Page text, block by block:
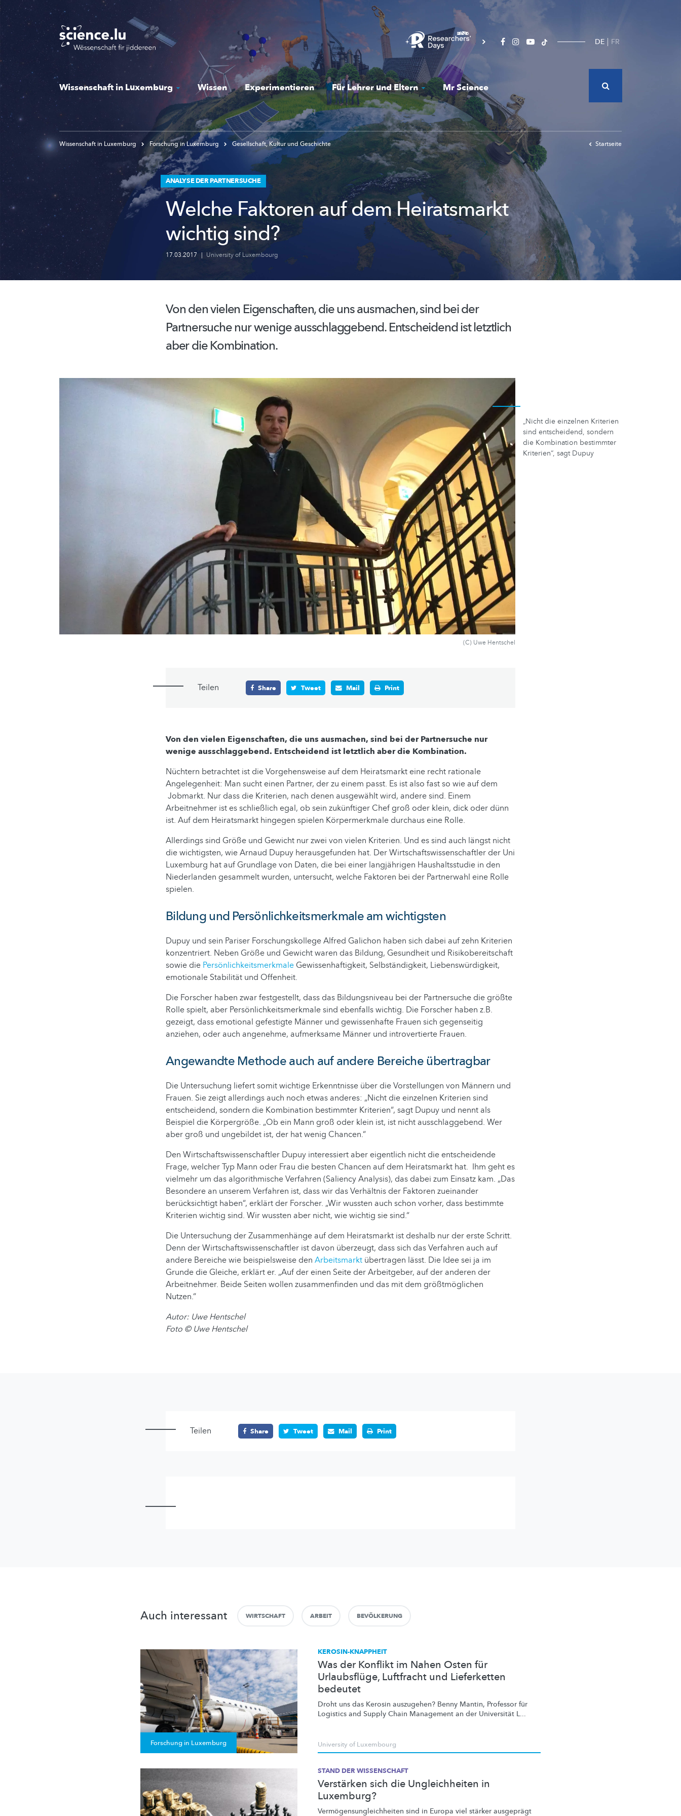
Skip
to
main
content
DE FR
Wissenschaft in Luxemburg Wissen Experimentieren Für Lehrer und Eltern Mr Science
Wissenschaft in Luxemburg Forschung in Luxemburg Gesellschaft, Kultur und Geschichte Startseite
ANALYSE DER PARTNERSUCHE
Welche Faktoren auf dem Heiratsmarkt
wichtig sind?
17.03.2017 | University of Luxembourg
Von den vielen Eigenschaften,die uns ausmachen, sind bei der
Partnersuche nur wenigeausschlaggebend.Entscheidend ist letztlich
aber die Kombination.
(C) Uwe Hentschel
„Nicht die einzelnen Kriterien
sind entscheidend, sondern
die Kombination bestimmter
Kriterien“, sagt Dupuy
Teilen Share Tweet Mail Print
Von den vielen Eigenschaften, die uns ausmachen, sind bei der Partnersuche nur
wenige ausschlaggebend. Entscheidend ist letztlich aber die Kombination.
Nüchtern betrachtet ist die Vorgehensweise auf dem Heiratsmarkt eine recht rationale
Angelegenheit: Man sucht einen Partner, der zu einem passt. Es ist also fast so wie auf dem
Jobmarkt. Nur dass die Kriterien, nach denen ausgewählt wird, andere sind. Einem
Arbeitnehmer ist es schließlich egal, ob sein zukünftiger Chef groß oder klein, dick oder dünn
ist. Auf dem Heiratsmarkt hingegen spielen Körpermerkmale durchaus eine Rolle.
Allerdings sind Größe und Gewicht nur zwei von vielen Kriterien. Und es sind auch längst nicht
die wichtigsten, wie Arnaud Dupuy herausgefunden hat. Der Wirtschaftswissenschaftler der Uni
Luxemburg hat auf Grundlage von Daten, die bei einer langjährigen Haushaltsstudie in den
Niederlanden gesammelt wurden, untersucht, welche Faktoren bei der Partnerwahl eine Rolle
spielen.
Bildung und Persönlichkeitsmerkmale am wichtigsten
Dupuy und sein Pariser Forschungskollege Alfred Galichon haben sich dabei auf zehn Kriterien
konzentriert. Neben Größe und Gewicht waren das Bildung, Gesundheit und Risikobereitschaft
sowie die Persönlichkeitsmerkmale Gewissenhaftigkeit, Selbständigkeit, Liebenswürdigkeit,
emotionale Stabilität und Offenheit.
Die Forscher haben zwar festgestellt, dass das Bildungsniveau bei der Partnersuche die größte
Rolle spielt, aber Persönlichkeitsmerkmale sind ebenfalls wichtig. Die Forscher haben z.B.
gezeigt, dass emotional gefestigte Männer und gewissenhafte Frauen sich gegenseitig
anziehen, oder auch angenehme, aufmerksame Männer und introvertierte Frauen.
Angewandte Methode auch auf andere Bereiche übertragbar
Die Untersuchung liefert somit wichtige Erkenntnisse über die Vorstellungen von Männern und
Frauen. Sie zeigt allerdings auch noch etwas anderes: „Nicht die einzelnen Kriterien sind
entscheidend, sondern die Kombination bestimmter Kriterien“, sagt Dupuy und nennt als
Beispiel die Körpergröße. „Ob ein Mann groß oder klein ist, ist nicht ausschlaggebend. Wer
aber groß und ungebildet ist, der hat wenig Chancen.“
Den Wirtschaftswissenschaftler Dupuy interessiert aber eigentlich nicht die entscheidende
Frage, welcher Typ Mann oder Frau die besten Chancen auf dem Heiratsmarkt hat. Ihm geht es
vielmehr um das algorithmische Verfahren (Saliency Analysis), das dabei zum Einsatz kam. „Das
Besondere an unserem Verfahren ist, dass wir das Verhältnis der Faktoren zueinander
berücksichtigt haben“, erklärt der Forscher. „Wir wussten auch schon vorher, dass bestimmte
Kriterien wichtig sind. Wir wussten aber nicht, wie wichtig sie sind.“
Die Untersuchung der Zusammenhänge auf dem Heiratsmarkt ist deshalb nur der erste Schritt.
Denn der Wirtschaftswissenschaftler ist davon überzeugt, dass sich das Verfahren auch auf
andere Bereiche wie beispielsweise den Arbeitsmarkt übertragen lässt. Die Idee sei ja im
Grunde die Gleiche, erklärt er. „Auf der einen Seite der Arbeitgeber, auf der anderen der
Arbeitnehmer. Beide Seiten wollen zusammenfinden und das mit dem größtmöglichen
Nutzen.“
Autor: Uwe Hentschel
Foto © Uwe Hentschel
Teilen Share Tweet Mail Print
Auch interessant WIRTSCHAFT ARBEIT BEVÖLKERUNG
Forschung in Luxemburg
KEROSIN-KNAPPHEIT
Was der Konflikt im Nahen Osten für
Urlaubsflüge, Luftfracht und Lieferketten
bedeutet
Droht uns das Kerosin auszugehen? Benny Mantin, Professor für
Logistics and Supply Chain Management an der Universität L...
University of Luxembourg
STAND DER WISSENSCHAFT
Verstärken sich die Ungleichheiten in
Luxemburg?
Vermögensungleichheiten sind in Europa viel stärker ausgeprägt